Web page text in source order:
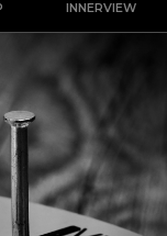
INNERVIEW